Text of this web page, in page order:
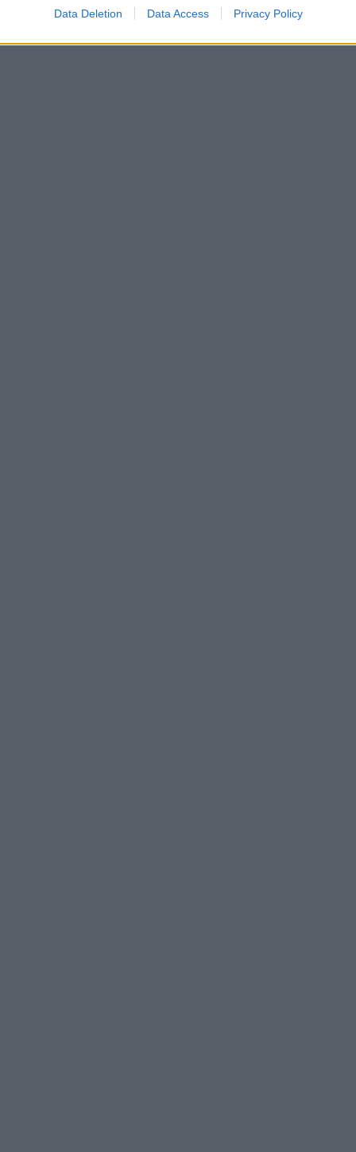
Data Deletion Data Access Privacy Policy